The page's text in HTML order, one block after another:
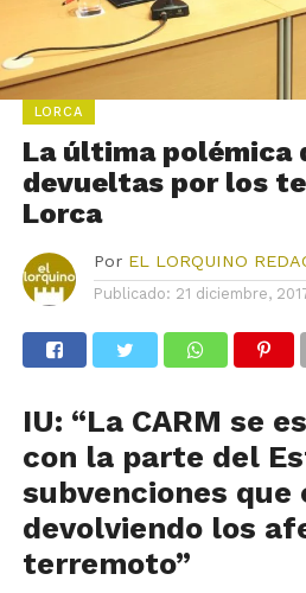
LORCA
La última polémica
devueltas por los
Lorca
Por EL LORQUINO
Publicado: 21 diciembre,
IU: “La CARM se
con la parte del
subvenciones que
devolviendo los
terremoto”